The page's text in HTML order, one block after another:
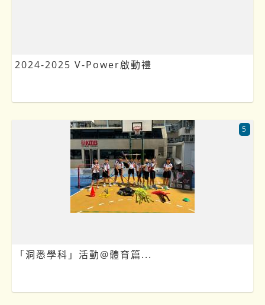
2024-2025 V-Power啟動禮
「洞悉學科」活動@體育篇...
5